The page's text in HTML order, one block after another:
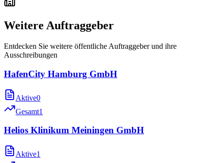
Weitere Auftraggeber
Entdecken Sie weitere öffentliche Auftraggeber und ihre
Ausschreibungen
HafenCity Hamburg GmbH
Aktive0
Gesamt1
Helios Klinikum Meiningen GmbH
Aktive1